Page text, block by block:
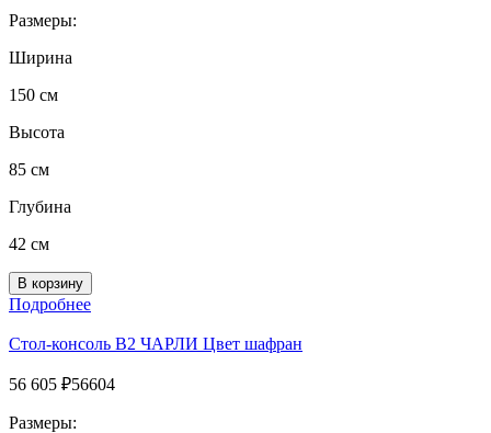
Размеры:
Ширина
150 см
Высота
85 см
Глубина
42 см
Подробнее
Стол-консоль B2 ЧАРЛИ Цвет шафран
56 605 ₽56604
Размеры: